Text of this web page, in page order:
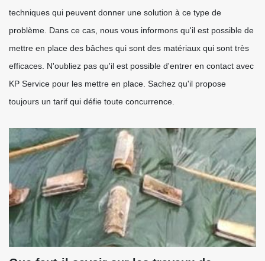
techniques qui peuvent donner une solution à ce type de
problème. Dans ce cas, nous vous informons qu'il est possible de
mettre en place des bâches qui sont des matériaux qui sont très
efficaces. N'oubliez pas qu'il est possible d'entrer en contact avec
KP Service pour les mettre en place. Sachez qu'il propose
toujours un tarif qui défie toute concurrence.